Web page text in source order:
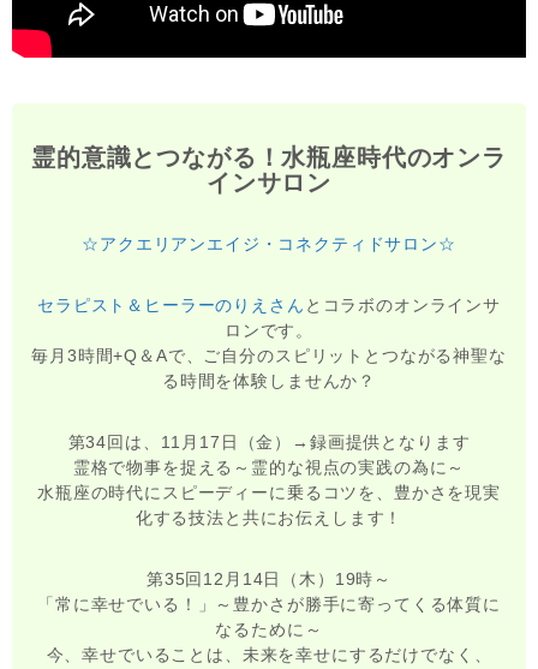
霊的意識とつながる！水瓶座時代のオンラ
インサロン
☆アクエリアンエイジ・コネクティドサロン☆
セラピスト＆ヒーラーのりえさん とコラボのオンラインサ
ロンです。
毎月3時間+Q＆Aで、ご自分のスピリットとつながる神聖な
る時間を体験しませんか？
第34回は、11月17日（金）→録画提供となります
霊格で物事を捉える～霊的な視点の実践の為に～
水瓶座の時代にスピーディーに乗るコツを、豊かさを現実
化する技法と共にお伝えします！
第35回12月14日（木）19時～
「常に幸せでいる！」～豊かさが勝手に寄ってくる体質に
なるために～
今、幸せでいることは、未来を幸せにするだけでなく、